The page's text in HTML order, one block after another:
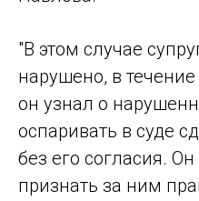
"В этом случае
нарушено, в течение
он узнал о
оспаривать в суде
без его согласия.
признать за ним